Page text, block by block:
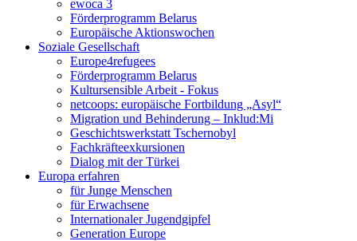
ewoca 3
Förderprogramm Belarus
Europäische Aktionswochen
Soziale Gesellschaft
Europe4refugees
Förderprogramm Belarus
Kultursensible Arbeit - Fokus
netcoops: europäische Fortbildung „Asyl“
Migration und Behinderung – Inklud:Mi
Geschichtswerkstatt Tschernobyl
Fachkräfteexkursionen
Dialog mit der Türkei
Europa erfahren
für Junge Menschen
für Erwachsene
Internationaler Jugendgipfel
Generation Europe